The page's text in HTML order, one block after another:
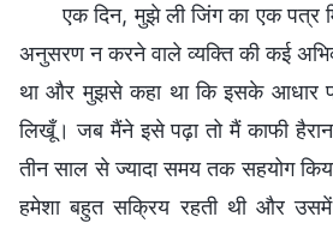
एक दिन, मुझे ली जिंग का एक पत्र
अनुसरण न करने वाले व्यक्ति की कई
था और मुझसे कहा था कि इसके आधार
लिखूँ। जब मैंने इसे पढ़ा तो मैं काफी
तीन साल से ज्यादा समय तक सहयोग
हमेशा बहुत सक्रिय रहती थी और उसमें